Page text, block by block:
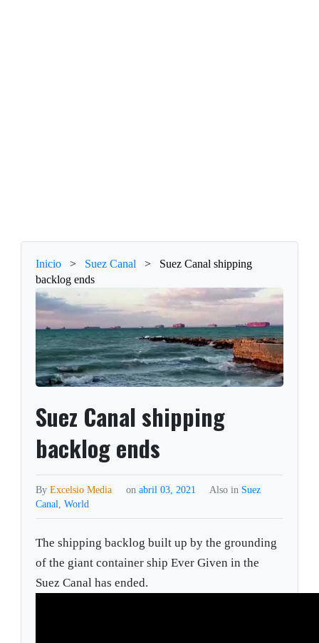
Inicio > Suez Canal >
Suez Canal shipping
backlog ends
Suez Canal shipping
backlog ends
ByExcelsio Media on abril 03, 2021 Also in Suez
Canal,World
The shipping backlog built up by the grounding
of the giant container ship Ever Given in the
Suez Canal has ended.